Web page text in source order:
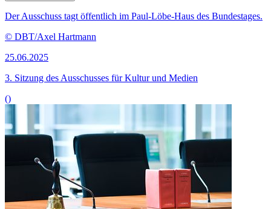
Der Ausschuss tagt öffentlich im Paul-Löbe-Haus des Bundestages.
© DBT/Axel Hartmann
25.06.2025
3. Sitzung des Ausschusses für Kultur und Medien
()